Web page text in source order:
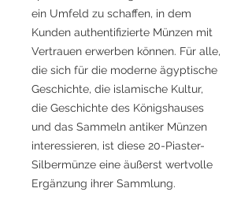
ein Umfeld zu schaffen, in dem
Kunden authentifizierte Münzen mit
Vertrauen erwerben können. Für alle,
die sich für die moderne ägyptische
Geschichte, die islamische Kultur,
die Geschichte des Königshauses
und das Sammeln antiker Münzen
interessieren, ist diese 20-Piaster-
Silbermünze eine äußerst wertvolle
Ergänzung ihrer Sammlung.